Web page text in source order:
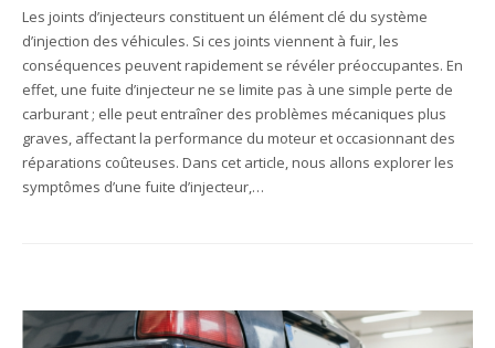
Les joints d’injecteurs constituent un élément clé du système
d’injection des véhicules. Si ces joints viennent à fuir, les
conséquences peuvent rapidement se révéler préoccupantes. En
effet, une fuite d’injecteur ne se limite pas à une simple perte de
carburant ; elle peut entraîner des problèmes mécaniques plus
graves, affectant la performance du moteur et occasionnant des
réparations coûteuses. Dans cet article, nous allons explorer les
symptômes d’une fuite d’injecteur,…